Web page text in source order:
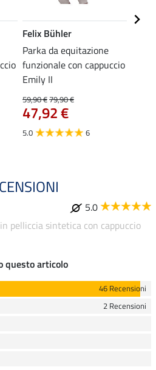
Felix Bühler
Parka da equitazione
funzionale con cappuccio
Emily II
59,90 €79,90 €
47,92 €
5.0 6
5.0
pelliccia sintetica con cappuccio
questo articolo
46 Recensioni
2 Recensioni